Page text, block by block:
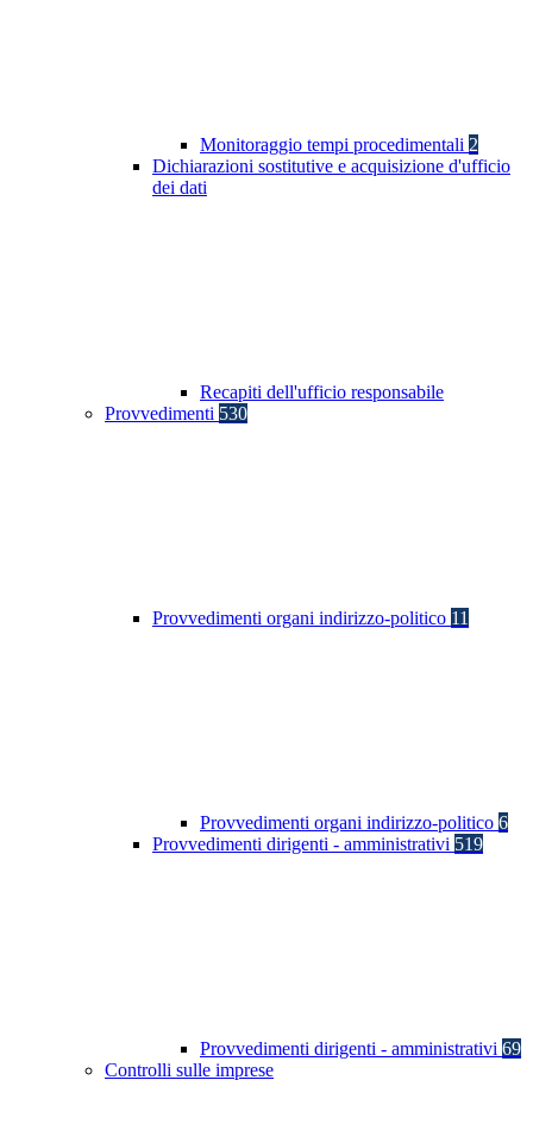
Monitoraggio tempi procedimentali 2
Dichiarazioni sostitutive e acquisizione d'ufficio
dei dati
Recapiti dell'ufficio responsabile
Provvedimenti 530
Provvedimenti organi indirizzo-politico 11
Provvedimenti organi indirizzo-politico 6
Provvedimenti dirigenti - amministrativi 519
Provvedimenti dirigenti - amministrativi 69
Controlli sulle imprese